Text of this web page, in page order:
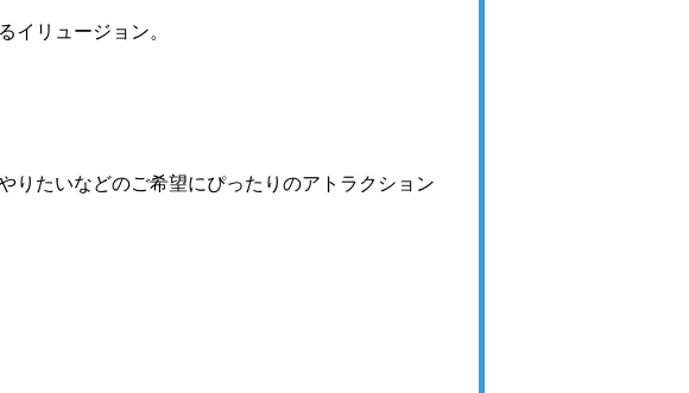
イリュージョン。
りたいなどのご希望にぴったりのアトラクション